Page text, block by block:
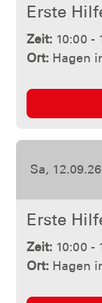
Erste
Zeit:
Erste
Zeit: